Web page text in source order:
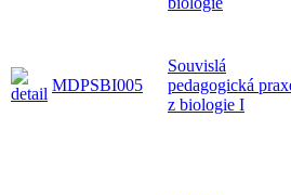
MDPSBI005
Souvislá
pedagogická
z biologie I